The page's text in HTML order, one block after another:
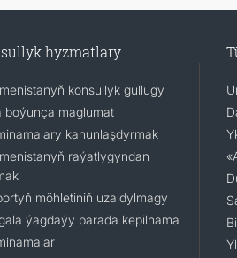
hyzmatlary
konsullyk gullugy
boýunça maglumat
kanunlaşdyrmak
raýatlygyndan
möhletiniň uzaldylmagy
ýagdaýy barada kepilnama